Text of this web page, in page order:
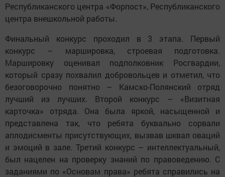
Республиканского центра «Форпост», Республиканского
центра внешкольной работы.
Финальный конкурс проходил в 3 этапа. Первый
конкурс – маршировка, строевая подготовка.
Маршировку оценивал подполковник Росгвардии,
который сразу похвалил добровольцев и отметил, что
безоговорочно понятно – Камско-Полянский отряд
лучший из лучших. Второй конкурс – «Визитная
карточка» отряда. Она была яркой, насыщенной и
представлена так, что ребята буквально сорвали
аплодисменты присутствующих, вызвав шквал оваций
и эмоций в зале. Третий конкурс – интеллектуальный,
был нацелен на проверку знаний по правоведению. С
заданиями по «Основам права» ребята справились на